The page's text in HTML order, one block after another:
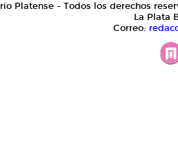
Platense - Todos los derechos
La Plata
Correo: